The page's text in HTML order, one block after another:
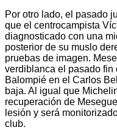
Por otro lado, el pasado
que el centrocampista
diagnosticado con una
posterior de su muslo
pruebas de imagen.
verdiblanca el pasado fin
Balompié en el Carlos
baja. Al igual que
recuperación de
lesión y será
club.